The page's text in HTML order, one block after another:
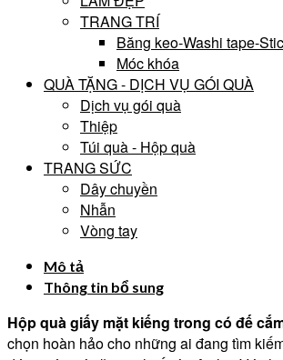
TRANG TRÍ
Băng keo-Washi tape-
Móc khóa
QUÀ TẶNG - DỊCH VỤ GÓI QUÀ
Dịch vụ gói quà
Thiệp
Túi quà - Hộp quà
TRANG SỨC
Dây chuyền
Nhẫn
Vòng tay
Mô tả
Thông tin bổ sung
Hộp quà giấy mặt kiếng trong có đế
chọn hoàn hảo cho những ai đang tìm